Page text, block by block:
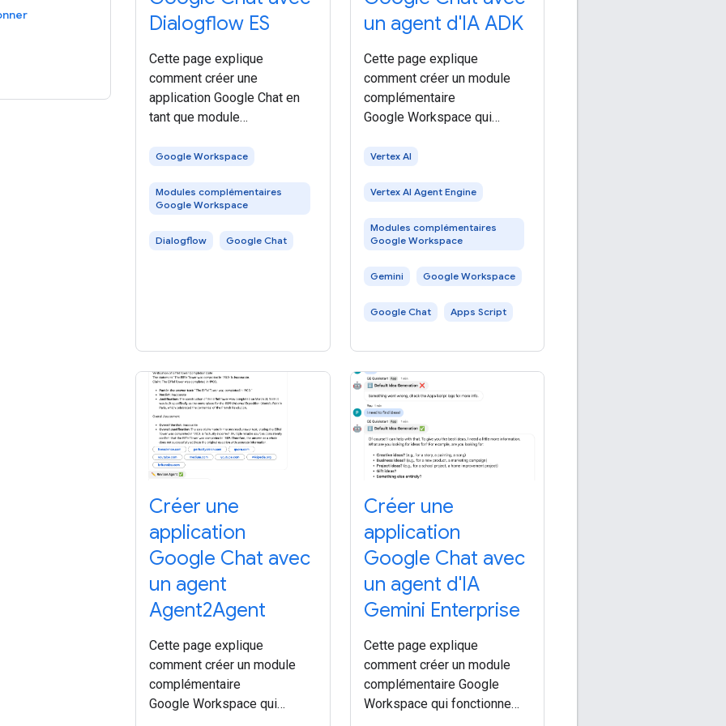
Dialogflow ES
Cette page explique
comment créer une
application Google Chat en
tant que module
Workspace qui utilise
comprendre le langage
naturel et y répondre. Vous
pouvez également utiliser
Google Workspace
Modules complémentaires
Google Workspace
Dialogflow Google Chat
un agent d'IA ADK
Cette page explique
comment créer un module
complémentaire
Google Workspace qui
et qui interagit avec un agent
(ADK) hébergé dans
agents IA perçoivent leur
Vertex AI
Vertex AI Agent Engine
Modules complémentaires
Google Workspace
Gemini Google Workspace
Google Chat Apps Script
Créer une
application
Google Chat avec
un agent
Agent2Agent
Cette page explique
comment créer un module
complémentaire
Google Workspace qui
Créer une
application
Google Chat avec
un agent d'IA
Gemini Enterprise
Cette page explique
comment créer un module
complémentaire Google
Workspace qui fonctionne